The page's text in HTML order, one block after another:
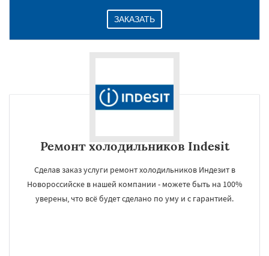
ЗАКАЗАТЬ
Ремонт холодильников Indesit
Сделав заказ услуги ремонт холодильников Индезит в
Новороссийске в нашей компании - можете быть на 100%
уверены, что всё будет сделано по уму и с гарантией.